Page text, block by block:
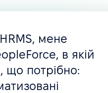
мене
в якій
що потрібно: